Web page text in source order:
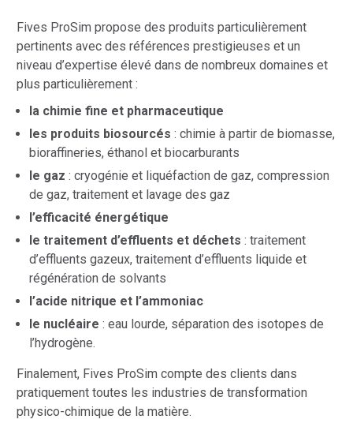
Fives ProSim propose des produits particulièrement
pertinents avec des références prestigieuses et un
niveau d’expertise élevé dans de nombreux domaines et
plus particulièrement :
la chimie fine et pharmaceutique
les produits biosourcés : chimie à partir de biomasse,
bioraffineries, éthanol et biocarburants
le gaz : cryogénie et liquéfaction de gaz, compression
de gaz, traitement et lavage des gaz
l’efficacité énergétique
le traitement d’effluents et déchets : traitement
d’effluents gazeux, traitement d’effluents liquide et
régénération de solvants
l’acide nitrique et l’ammoniac
le nucléaire : eau lourde, séparation des isotopes de
l’hydrogène.
Finalement, Fives ProSim compte des clients dans
pratiquement toutes les industries de transformation
physico-chimique de la matière.